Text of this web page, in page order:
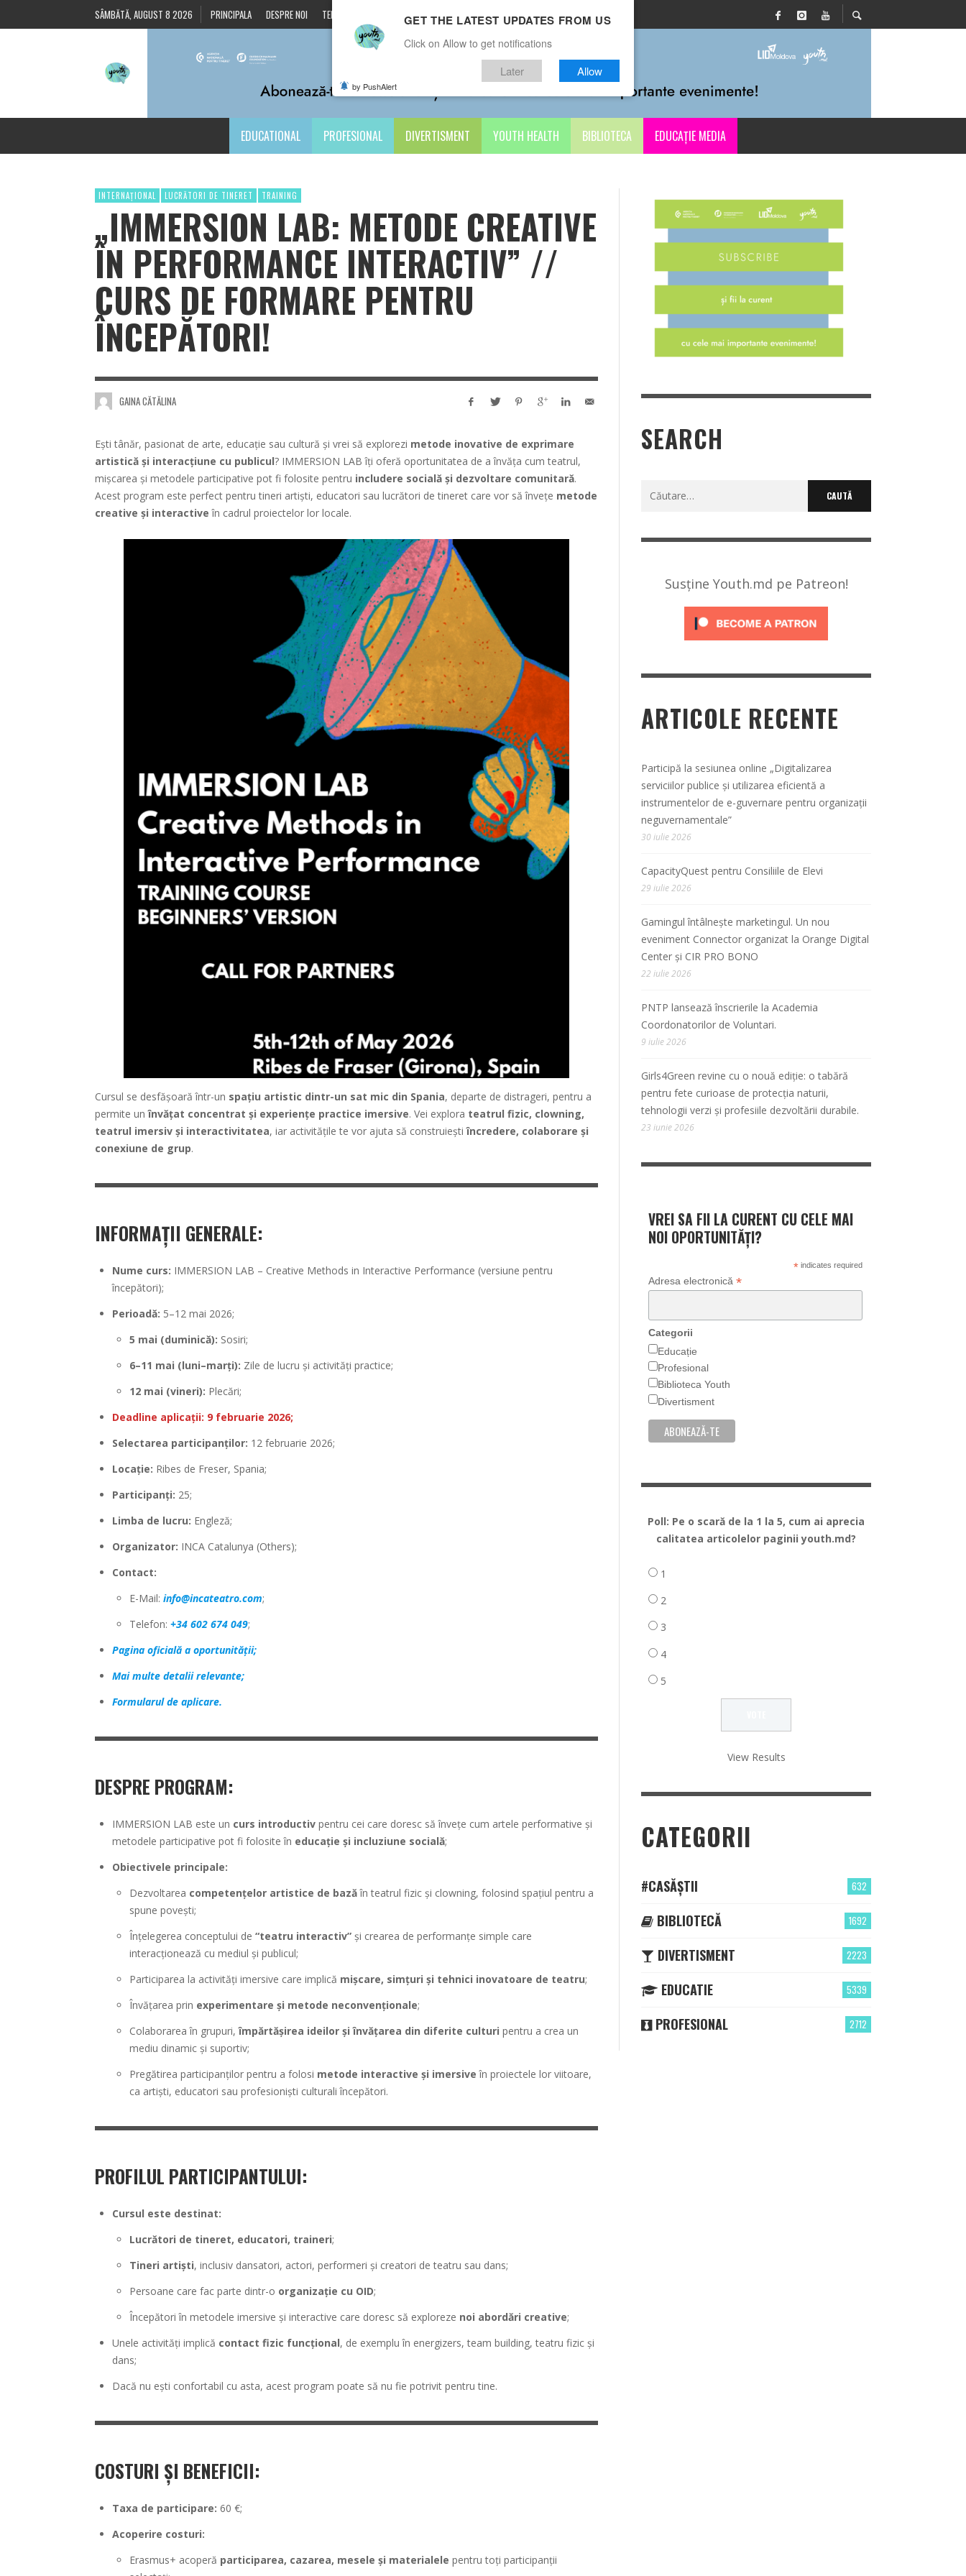
SÂMBĂTĂ, AUGUST 8 2026 PRINCIPALA DESPRE NOI TERMENI ȘI CONDIȚII CONTACTE
EDUCATIONAL PROFESIONAL DIVERTISMENT YOUTH HEALTH BIBLIOTECA EDUCAȚIE MEDIA
INTERNAȚIONAL LUCRĂTORI DE TINERET TRAINING
„IMMERSION LAB: METODE CREATIVE
ÎN PERFORMANCE INTERACTIV” //
CURS DE FORMARE PENTRU
ÎNCEPĂTORI!
GAINA CĂTĂLINA
Ești tânăr, pasionat de arte, educație sau cultură și vrei să explorezi metode inovative de exprimare
artistică și interacțiune cu publicul? IMMERSION LAB îți oferă oportunitatea de a învăța cum teatrul,
mișcarea și metodele participative pot fi folosite pentru includere socială și dezvoltare comunitară.
Acest program este perfect pentru tineri artiști, educatori sau lucrători de tineret care vor să învețe metode
creative și interactive în cadrul proiectelor lor locale.
Cursul se desfășoară într-un spațiu artistic dintr-un sat mic din Spania, departe de distrageri, pentru a
permite unînvățat concentrat și experiențe practice imersive. Vei explora teatrul fizic, clowning,
teatrul imersiv și interactivitatea, iar activitățile te vor ajuta să construieștiîncredere, colaborare și
conexiune de grup.
INFORMAȚII GENERALE:
Nume curs: IMMERSION LAB – Creative Methods in Interactive Performance (versiune pentru
începători);
Perioadă: 5–12 mai 2026;
5 mai (duminică): Sosiri;
6–11 mai (luni–marți): Zile de lucru și activități practice;
12 mai (vineri): Plecări;
Deadline aplicații: 9 februarie 2026;
Selectarea participanților: 12 februarie 2026;
Locație: Ribes de Freser, Spania;
Participanți: 25;
Limba de lucru: Engleză;
Organizator: INCA Catalunya (Others);
Contact:
E-Mail: info@incateatro.com;
Telefon: +34 602 674 049;
Pagina oficială a oportunității;
Mai multe detalii relevante;
Formularul de aplicare.
DESPRE PROGRAM:
IMMERSION LAB este un curs introductiv pentru cei care doresc să învețe cum artele performative și
metodele participative pot fi folosite în educație și incluziune socială;
Obiectivele principale:
Dezvoltarea competențelor artistice de bazăîn teatrul fizic și clowning, folosind spațiul pentru a
spune povești;
Înțelegerea conceptului de “teatru interactiv” și crearea de performanțe simple care
interacționează cu mediul și publicul;
Participarea la activități imersive care implică mișcare, simțuri și tehnici inovatoare de teatru;
Învățarea prin experimentare și metode neconvenționale;
Colaborarea în grupuri,împărtășirea ideilor și învățarea din diferite culturi pentru a crea un
mediu dinamic și suportiv;
Pregătirea participanților pentru a folosi metode interactive și imersive în proiectele lor viitoare,
ca artiști, educatori sau profesioniști culturali începători.
PROFILUL PARTICIPANTULUI:
Cursul este destinat:
Lucrători de tineret, educatori, traineri;
Tineri artiști, inclusiv dansatori, actori, performeri și creatori de teatru sau dans;
Persoane care fac parte dintr-o organizație cu OID;
Începători în metodele imersive și interactive care doresc să exploreze noi abordări creative;
Unele activități implică contact fizic funcțional, de exemplu în energizers, team building, teatru fizic și
dans;
Dacă nu ești confortabil cu asta, acest program poate să nu fie potrivit pentru tine.
COSTURI ȘI BENEFICII:
Taxa de participare: 60 €;
Acoperire costuri:
Erasmus+ acoperă participarea, cazarea, mesele și materialele pentru toți participanții
SEARCH
Caută
Susține Youth.md pe Patreon!
ARTICOLE RECENTE
Participă la sesiunea online „Digitalizarea
serviciilor publice și utilizarea eficientă a
instrumentelor de e-guvernare pentru organizații
neguvernamentale”
30 iulie 2026
CapacityQuest pentru Consiliile de Elevi
29 iulie 2026
Gamingul întâlnește marketingul. Un nou
eveniment Connector organizat la Orange Digital
Center și CIR PRO BONO
22 iulie 2026
PNTP lansează înscrierile la Academia
Coordonatorilor de Voluntari.
9 iulie 2026
Girls4Green revine cu o nouă ediție: o tabără
pentru fete curioase de protecția naturii,
tehnologii verzi și profesiile dezvoltării durabile.
23 iunie 2026
VREI SA FII LA CURENT CU CELE MAI
NOI OPORTUNITĂȚI?
*indicates required
Adresa electronică *
Categorii
Educație
Profesional
Biblioteca Youth
Divertisment
Poll: Pe o scară de la 1 la 5, cum ai aprecia
calitatea articolelor paginii youth.md?
1
2
3
4
5
View Results
CATEGORII
632
#CASĂȘTII
1692
BIBLIOTECĂ
2223
DIVERTISMENT
5339
EDUCATIE
2712
PROFESIONAL
GET THE LATEST UPDATES FROM US
Click on Allow to get notifications
Later Allow
by PushAlert